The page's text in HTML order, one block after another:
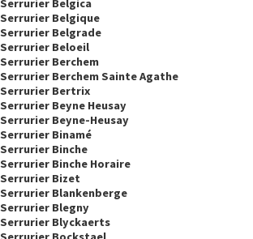
Serrurier Belgica
Serrurier Belgique
Serrurier Belgrade
Serrurier Beloeil
Serrurier Berchem
Serrurier Berchem Sainte Agathe
Serrurier Bertrix
Serrurier Beyne Heusay
Serrurier Beyne-Heusay
Serrurier Binamé
Serrurier Binche
Serrurier Binche Horaire
Serrurier Bizet
Serrurier Blankenberge
Serrurier Blegny
Serrurier Blyckaerts